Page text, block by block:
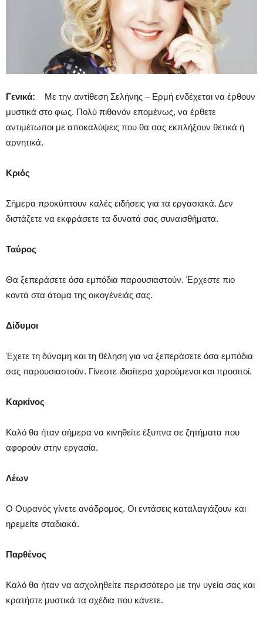
Γενικά: Με την αντίθεση Σελήνης – Ερμή ενδέχεται να έρθουν
μυστικά στο φως. Πολύ πιθανόν επομένως, να έρθετε
αντιμέτωποι με αποκαλύψεις που θα σας εκπλήξουν θετικά ή
αρνητικά.
Κριός
Σήμερα προκύπτουν καλές ειδήσεις για τα εργασιακά. Δεν
διστάζετε να εκφράσετε τα δυνατά σας συναισθήματα.
Ταύρος
Θα ξεπεράσετε όσα εμπόδια παρουσιαστούν. Έρχεστε πιο
κοντά στα άτομα της οικογένειάς σας.
Δίδυμοι
Έχετε τη δύναμη και τη θέληση για να ξεπεράσετε όσα εμπόδια
σας παρουσιαστούν. Γίνεστε ιδιαίτερα χαρούμενοι και προσιτοί.
Καρκίνος
Καλό θα ήταν σήμερα να κινηθείτε έξυπνα σε ζητήματα που
αφορούν στην εργασία.
Λέων
Ο Ουρανός γίνετε ανάδρομος. Οι εντάσεις καταλαγιάζουν και
ηρεμείτε σταδιακά.
Παρθένος
Καλό θα ήταν να ασχοληθείτε περισσότερο με την υγεία σας και
κρατήστε μυστικά τα σχέδια που κάνετε.